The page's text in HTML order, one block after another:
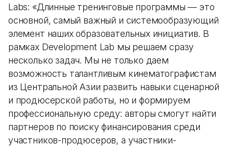
Labs: «Длинные тренинговые программы — это
основной, самый важный и системообразующий
элемент наших образовательных инициатив. В
рамках Development Lab мы решаем сразу
несколько задач. Мы не только даем
возможность талантливым кинематографистам
из Центральной Азии развить навыки сценарной
и продюсерской работы, но и формируем
профессиональную среду: авторы смогут найти
партнеров по поиску финансирования среди
участников-продюсеров, а участники-